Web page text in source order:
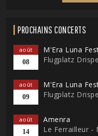
PROCHAINS CONCERTS
août
08
M'Era Luna
Flugplatz
août
09
M'Era Luna
Flugplatz
août
14
Amenra
Le Ferrailleur -